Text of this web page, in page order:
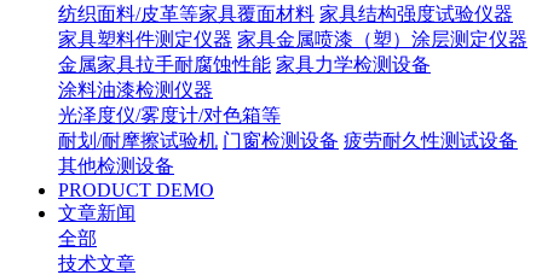
纺织面料/皮革等家具覆面材料 家具结构强度试验仪器
家具塑料件测定仪器 家具金属喷漆（塑）涂层测定仪器
金属家具拉手耐腐蚀性能 家具力学检测设备
涂料油漆检测仪器
光泽度仪/雾度计/对色箱等
耐划/耐摩擦试验机 门窗检测设备 疲劳耐久性测试设备
其他检测设备
PRODUCT DEMO
文章新闻
全部
技术文章